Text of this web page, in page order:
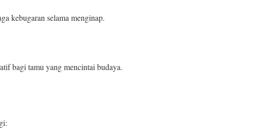
kebugaran selama menginap.
bagi tamu yang mencintai budaya.